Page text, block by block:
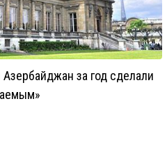
за год сделали